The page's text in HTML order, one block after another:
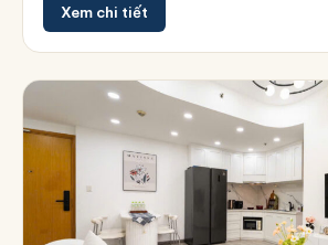
Xem chi tiết